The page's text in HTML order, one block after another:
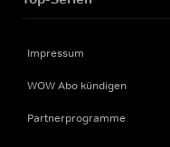
Impressum
WOW Abo kündigen
Partnerprogramme